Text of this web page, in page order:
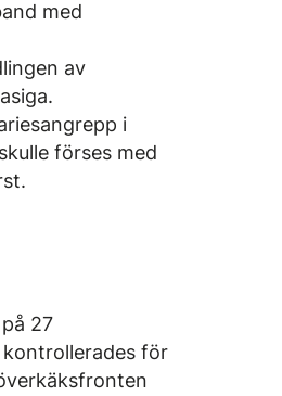
med
av
i
förses med
27
för